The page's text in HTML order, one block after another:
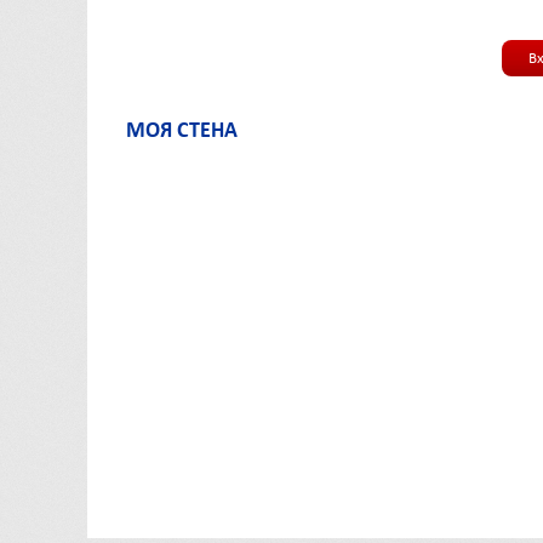
МОЯ СТЕНА